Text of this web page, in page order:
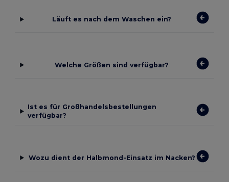
Läuft es nach dem Waschen ein?
Welche Größen sind verfügbar?
Ist es für Großhandelsbestellungen
verfügbar?
Wozu dient der Halbmond-Einsatz im Nacken?